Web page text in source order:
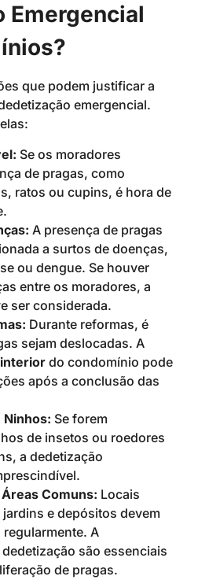
Emergencial
que podem justificar a
emergencial.
Se os moradores
de pragas, como
ratos ou cupins, é hora de
A presença de pragas
a surtos de doenças,
ou dengue. Se houver
entre os moradores, a
ser considerada.
Durante reformas, é
sejam deslocadas. A
do condomínio pode
após a conclusão das
Ninhos: Se forem
de insetos ou roedores
a dedetização
Comuns: Locais
e depósitos devem
A
são essenciais
de pragas.